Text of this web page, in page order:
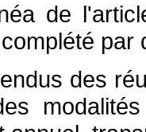
de
des